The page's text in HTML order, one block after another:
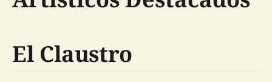
El Claustro